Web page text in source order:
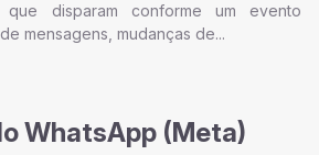
que disparam conforme um evento
mensagens, mudanças de...
WhatsApp (Meta)